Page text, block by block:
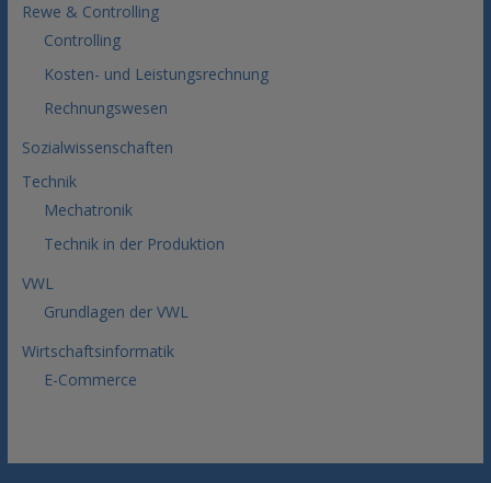
Rewe & Controlling
Controlling
Kosten- und Leistungsrechnung
Rechnungswesen
Sozialwissenschaften
Technik
Mechatronik
Technik in der Produktion
VWL
Grundlagen der VWL
Wirtschaftsinformatik
E-Commerce